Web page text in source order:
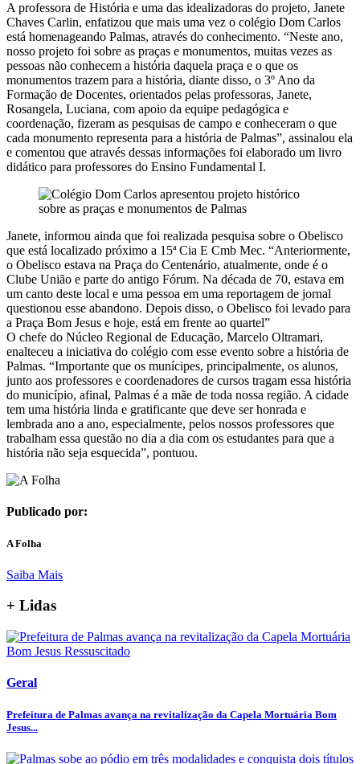
A professora de História e uma das idealizadoras do projeto, Janete
Chaves Carlin, enfatizou que mais uma vez o colégio Dom Carlos
está homenageando Palmas, através do conhecimento. “Neste ano,
nosso projeto foi sobre as praças e monumentos, muitas vezes as
pessoas não conhecem a história daquela praça e o que os
monumentos trazem para a história, diante disso, o 3º Ano da
Formação de Docentes, orientados pelas professoras, Janete,
Rosangela, Luciana, com apoio da equipe pedagógica e
coordenação, fizeram as pesquisas de campo e conheceram o que
cada monumento representa para a história de Palmas”, assinalou ela
e comentou que através dessas informações foi elaborado um livro
didático para professores do Ensino Fundamental I.
Janete, informou ainda que foi realizada pesquisa sobre o Obelisco
que está localizado próximo a 15ª Cia E Cmb Mec. “Anteriormente,
o Obelisco estava na Praça do Centenário, atualmente, onde é o
Clube União e parte do antigo Fórum. Na década de 70, estava em
um canto deste local e uma pessoa em uma reportagem de jornal
questionou esse abandono. Depois disso, o Obelisco foi levado para
a Praça Bom Jesus e hoje, está em frente ao quartel”
O chefe do Núcleo Regional de Educação, Marcelo Oltramari,
enalteceu a iniciativa do colégio com esse evento sobre a história de
Palmas. “Importante que os munícipes, principalmente, os alunos,
junto aos professores e coordenadores de cursos tragam essa história
do município, afinal, Palmas é a mãe de toda nossa região. A cidade
tem uma história linda e gratificante que deve ser honrada e
lembrada ano a ano, especialmente, pelos nossos professores que
trabalham essa questão no dia a dia com os estudantes para que a
história não seja esquecida”, pontuou.
Publicado por:
A Folha
Saiba Mais
+ Lidas
Geral
Prefeitura de Palmas avança na revitalização da Capela Mortuária Bom
Jesus...